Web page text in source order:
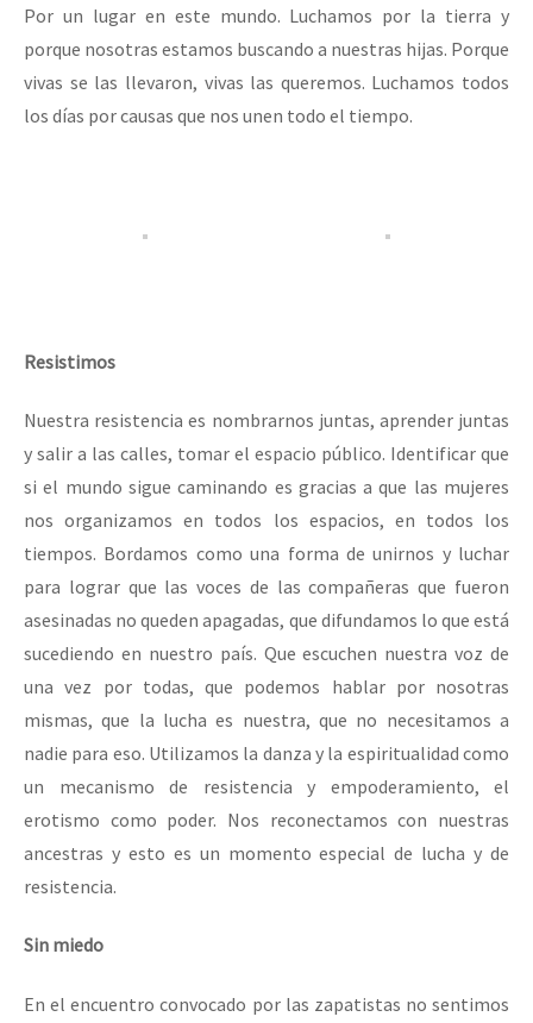
Por un lugar en este mundo. Luchamos por la tierra y
porque nosotras estamos buscando a nuestras hijas. Porque
vivas se las llevaron, vivas las queremos. Luchamos todos
los días por causas que nos unen todo el tiempo.
Resistimos
Nuestra resistencia es nombrarnos juntas, aprender juntas
y salir a las calles, tomar el espacio público. Identificar que
si el mundo sigue caminando es gracias a que las mujeres
nos organizamos en todos los espacios, en todos los
tiempos. Bordamos como una forma de unirnos y luchar
para lograr que las voces de las compañeras que fueron
asesinadas no queden apagadas, que difundamos lo que está
sucediendo en nuestro país. Que escuchen nuestra voz de
una vez por todas, que podemos hablar por nosotras
mismas, que la lucha es nuestra, que no necesitamos a
nadie para eso. Utilizamos la danza y la espiritualidad como
un mecanismo de resistencia y empoderamiento, el
erotismo como poder. Nos reconectamos con nuestras
ancestras y esto es un momento especial de lucha y de
resistencia.
Sin miedo
En el encuentro convocado por las zapatistas no sentimos